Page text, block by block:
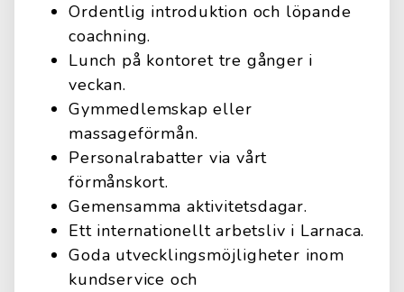
Ordentlig introduktion och löpande
coachning.
Lunch på kontoret tre gånger i
veckan.
Gymmedlemskap eller
massageförmån.
Personalrabatter via vårt
förmånskort.
Gemensamma aktivitetsdagar.
Ett internationellt arbetsliv i Larnaca.
Goda utvecklingsmöjligheter inom
kundservice och